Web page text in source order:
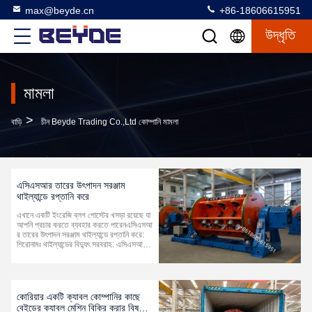
max@beyde.cn +86-18606615951
উদ্ধৃতি
মামলা
বাড়ি > চীন Beyde Trading Co.,Ltd কোম্পানি মামলা
এসিএসআর তারের উৎপাদন সরঞ্জাম
থাইল্যান্ডে রপ্তানি করে
এখানে একটি ইংরেজি ব্লগ পোস্টের খসড়া রয়েছে যা
আপনি প্রচার করতে ব্যবহার করতে পারেনএসিএসআ
র তারের উৎপাদন সরঞ্জাম থাইল্যান্ডে রপ্তানি করে:
শিরোনামঃ​ থাইল্যান্ডের বিদ্যুৎ সরবরাহ: এসিএসআর
কোরিয়ার একটি ক্যাবল কোম্পানির কাছে
বেইডের ক্যাবল মেশিন বিক্রি করার বিষয়ে